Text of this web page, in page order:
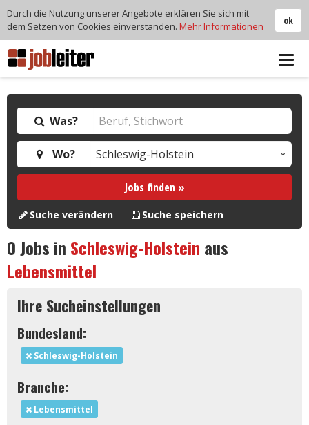
Was?
Wo?
Jobs finden »
Suche verändern Suche speichern
0Jobs in Schleswig-Holstein aus
Lebensmittel
Ihre Sucheinstellungen
Bundesland:
Schleswig-Holstein
Branche:
Lebensmittel
ok
Durch die Nutzung unserer Angebote erklären Sie sich mit
dem Setzen von Cookies einverstanden. Mehr Informationen